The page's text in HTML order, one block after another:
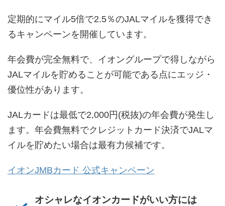
定期的にマイル5倍で2.5％のJALマイルを獲得でき
るキャンペーンを開催しています。
年会費が完全無料で、イオングループで得しながら
JALマイルを貯めることが可能である点にエッジ・
優位性があります。
JALカードは最低で2,000円(税抜)の年会費が発生し
ます。年会費無料でクレジットカード決済でJALマ
イルを貯めたい場合は最有力候補です。
イオンJMBカード 公式キャンペーン
オシャレなイオンカードがいい方には